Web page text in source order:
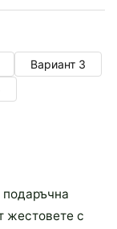
Вариант 3
подаръчна
жестовете с